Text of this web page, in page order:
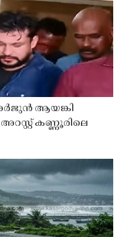
അർജുൻ ആയങ്കി
കണ്ണൂരിലെ